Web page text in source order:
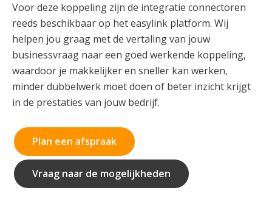
Voor deze koppeling zijn de integratie connectoren
reeds beschikbaar op het easylink platform. Wij
helpen jou graag met de vertaling van jouw
businessvraag naar een goed werkende koppeling,
waardoor je makkelijker en sneller kan werken,
minder dubbelwerk moet doen of beter inzicht krijgt
in de prestaties van jouw bedrijf.
Plan een afspraak
Vraag naar de mogelijkheden